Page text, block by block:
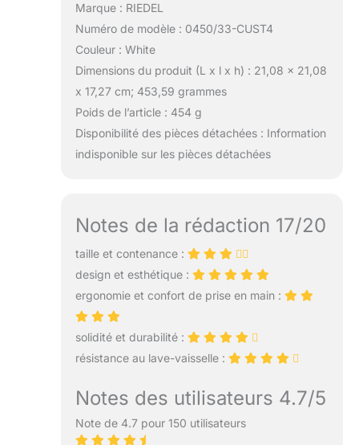
Marque : RIEDEL
Numéro de modèle : 0450/33-CUST4
Couleur : White
Dimensions du produit (L x l x h) : 21,08 x 21,08
x 17,27 cm; 453,59 grammes
Poids de l’article : 454 g
Disponibilité des pièces détachées : Information
indisponible sur les pièces détachées
Notes de la rédaction 17/20
taille et contenance :
design et esthétique :
ergonomie et confort de prise en main :
solidité et durabilité :
résistance au lave-vaisselle :
Notes des utilisateurs 4.7/5
Note de 4.7 pour 150 utilisateurs